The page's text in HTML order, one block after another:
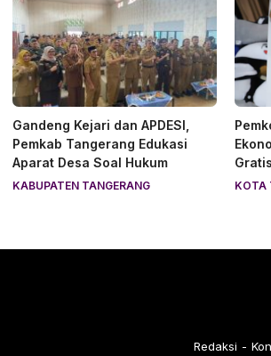
Gandeng Kejari dan APDESI,
Pemkab Tangerang Edukasi
Aparat Desa Soal Hukum
KABUPATEN TANGERANG
Gratis
KOTA
Redaksi